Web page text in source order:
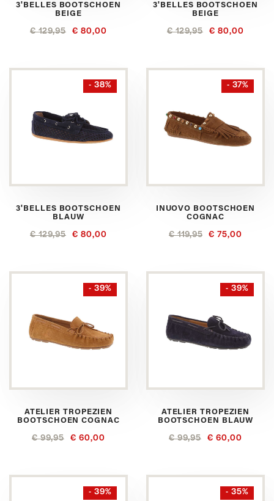
3'BELLES BOOTSCHOEN
BEIGE
€ 129,95 € 80,00
3'BELLES BOOTSCHOEN
BEIGE
€ 129,95 € 80,00
- 38%
3'BELLES BOOTSCHOEN
BLAUW
€ 129,95 € 80,00
- 37%
INUOVO BOOTSCHOEN
COGNAC
€ 119,95 € 75,00
- 39%
ATELIER TROPEZIEN
BOOTSCHOEN COGNAC
€ 99,95 € 60,00
- 39%
ATELIER TROPEZIEN
BOOTSCHOEN BLAUW
€ 99,95 € 60,00
- 39% - 35%